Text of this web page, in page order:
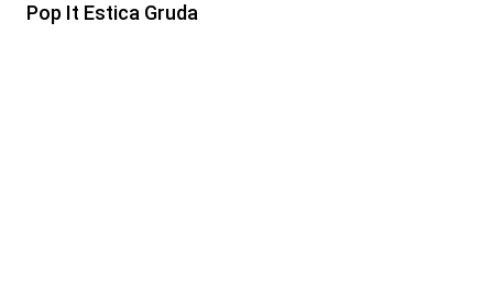
Pop It Estica Gruda